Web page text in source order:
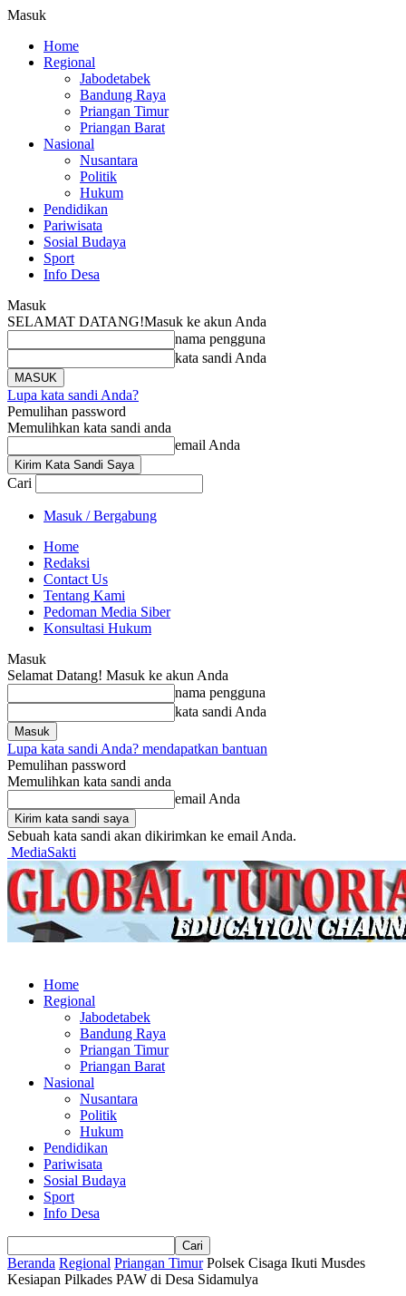
Masuk
Home
Regional
Jabodetabek
Bandung Raya
Priangan Timur
Priangan Barat
Nasional
Nusantara
Politik
Hukum
Pendidikan
Pariwisata
Sosial Budaya
Sport
Info Desa
Masuk
SELAMAT DATANG!Masuk ke akun Anda
nama pengguna
kata sandi Anda
Lupa kata sandi Anda?
Pemulihan password
Memulihkan kata sandi anda
email Anda
Cari
Masuk / Bergabung
Home
Redaksi
Contact Us
Tentang Kami
Pedoman Media Siber
Konsultasi Hukum
Masuk
Selamat Datang! Masuk ke akun Anda
nama pengguna
kata sandi Anda
Lupa kata sandi Anda? mendapatkan bantuan
Pemulihan password
Memulihkan kata sandi anda
email Anda
Sebuah kata sandi akan dikirimkan ke email Anda.
MediaSakti
Home
Regional
Jabodetabek
Bandung Raya
Priangan Timur
Priangan Barat
Nasional
Nusantara
Politik
Hukum
Pendidikan
Pariwisata
Sosial Budaya
Sport
Info Desa
Beranda Regional Priangan Timur Polsek Cisaga Ikuti Musdes
Kesiapan Pilkades PAW di Desa Sidamulya